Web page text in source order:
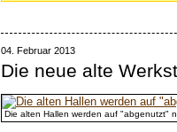
04. Februar 2013
Die neue alte
Die alten Hallen werden auf "abgenutzt"